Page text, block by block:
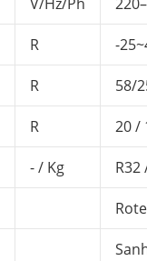
R -
R 58/
R 20 /
- / Kg R32